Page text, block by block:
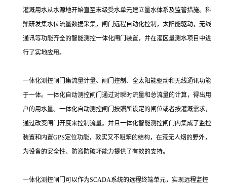
灌溉用水从水源地开始直至末级受水单元建立量水体系及监管措施。科
鼎研发集水位流量数据采集，闸门远程自动化控制，太阳能驱动，无线
通讯等功能齐全的智能测控一体化闸门装置，并在灌区量测水项目中进
行了实地应用。
一体化测控闸门集流量计量、闸门控制、全太阳能驱动和无线通讯功能
于一体。一体化自动测控闸门通过对瞬时流量和总流量的计算，得出用
户的用水量。一体化自动测控闸门按照所设定的闸位或者按灌溉需求，
通过改变闸门开度来控制流量。并且一体化智能测控闸门内集成了监控
装置和内置GPS定位功能，敦实又不粗笨的结构，在荒无人烟的野外，
为设备的安全性、防盗防破坏能力提供了有效的支持。
一体化测控闸门可以作为SCADA系统的远程终端单元，实现远程监控